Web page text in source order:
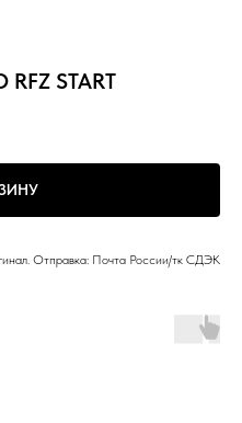
START
Отправка: Почта России/тк СДЭК